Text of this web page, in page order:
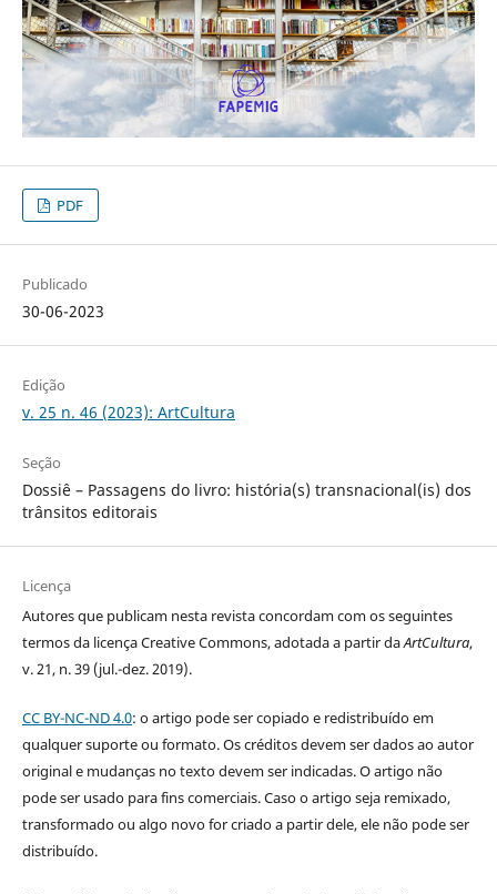
PDF
Publicado
30-06-2023
Edição
v. 25 n. 46 (2023): ArtCultura
Seção
Dossiê – Passagens do livro: história(s) transnacional(is) dos
trânsitos editorais
Licença
Autores que publicam nesta revista concordam com os seguintes
termos da licença Creative Commons, adotada a partir daArtCultura,
v. 21, n. 39 (jul.-dez. 2019).
CC BY-NC-ND 4.0: o artigo pode ser copiado e redistribuído em
qualquer suporte ou formato. Os créditos devem ser dados ao autor
original e mudanças no texto devem ser indicadas. O artigo não
pode ser usado para fins comerciais. Caso o artigo seja remixado,
transformado ou algo novo for criado a partir dele, ele não pode ser
distribuído.